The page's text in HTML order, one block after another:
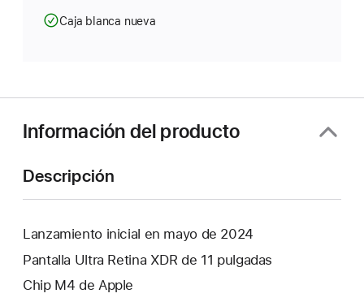
Caja blanca nueva
Información del producto
Descripción
Lanzamiento inicial en mayo de 2024
Pantalla Ultra Retina XDR de 11 pulgadas
Chip M4 de Apple